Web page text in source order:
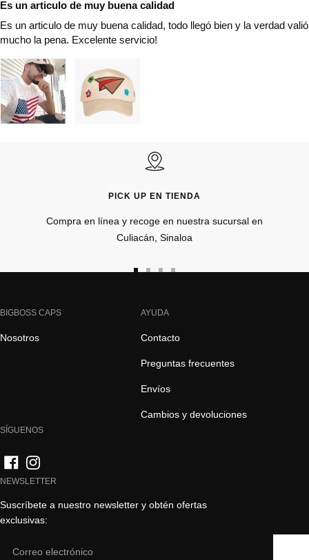
Es un articulo de muy buena calidad
Es un articulo de muy buena calidad, todo llegó bien y la verdad valió
mucho la pena. Excelente servicio!
PICK UP EN TIENDA
Compra en línea y recoge en nuestra sucursal en
Culiacán, Sinaloa
la la
BIGBOSS CAPS
Nosotros
AYUDA
Contacto
Preguntas frecuentes
Envíos
Cambios y devoluciones
SÍGUENOS
NEWSLETTER
Suscríbete a nuestro newsletter y obtén ofertas
exclusivas: